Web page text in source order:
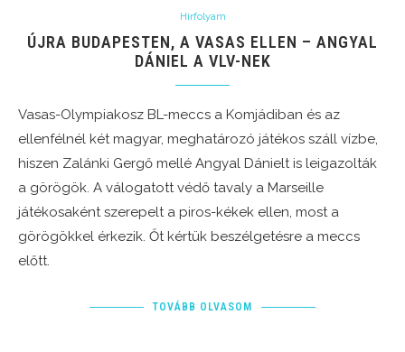
Hírfolyam
ÚJRA BUDAPESTEN, A VASAS ELLEN – ANGYAL
DÁNIEL A VLV-NEK
Vasas-Olympiakosz BL-meccs a Komjádiban és az
ellenfélnél két magyar, meghatározó játékos száll vízbe,
hiszen Zalánki Gergő mellé Angyal Dánielt is leigazolták
a görögök. A válogatott védő tavaly a Marseille
játékosaként szerepelt a piros-kékek ellen, most a
görögökkel érkezik. Őt kértük beszélgetésre a meccs
előtt.
TOVÁBB OLVASOM